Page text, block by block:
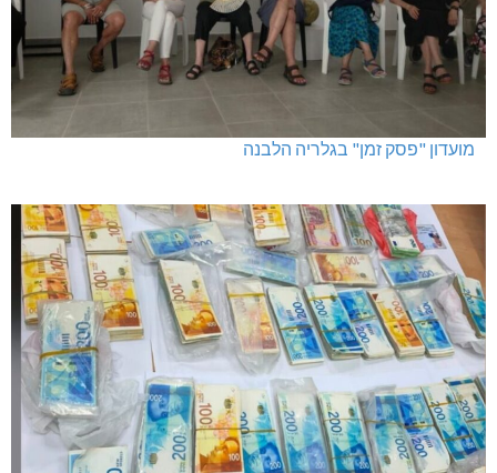
מועדון "פסק זמן" בגלריה הלבנה